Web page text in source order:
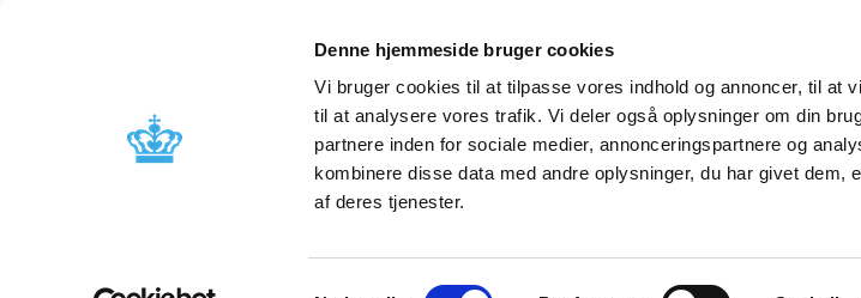
Denne hjemmeside bruger cookies
Vi bruger cookies til at tilpasse vores indhold og annoncer, til at
til at analysere vores trafik. Vi deler også oplysninger om din
partnere inden for sociale medier, annonceringspartnere og
kombinere disse data med andre oplysninger, du har givet dem,
af deres tjenester.
Samtykkevalg
Nyheder
Godkendelse og
Bivirkninger og
produktinformation
Tilskud og